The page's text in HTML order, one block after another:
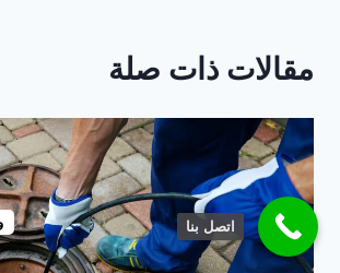
مقالات ذات صلة
اتصل بنا